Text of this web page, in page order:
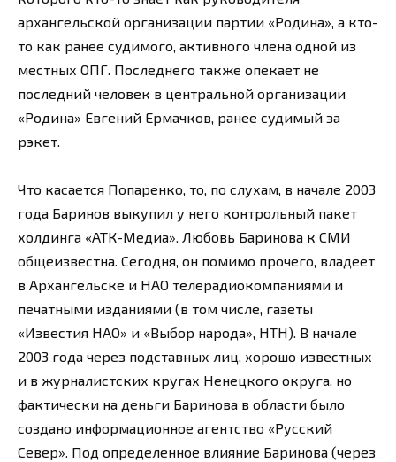
архангельской организации партии «Родина», а кто-
то как ранее судимого, активного члена одной из
местных ОПГ. Последнего также опекает не
последний человек в центральной организации
«Родина» Евгений Ермачков, ранее судимый за
рэкет.
Что касается Попаренко, то, по слухам, в начале 2003
года Баринов выкупил у него контрольный пакет
холдинга «АТК-Медиа». Любовь Баринова к СМИ
общеизвестна. Сегодня, он помимо прочего, владеет
в Архангельске и НАО телерадиокомпаниями и
печатными изданиями (в том числе, газеты
«Известия НАО» и «Выбор народа», НТН). В начале
2003 года через подставных лиц, хорошо известных
и в журналистских кругах Ненецкого округа, но
фактически на деньги Баринова в области было
создано информационное агентство «Русский
Север». Под определенное влияние Баринова (через